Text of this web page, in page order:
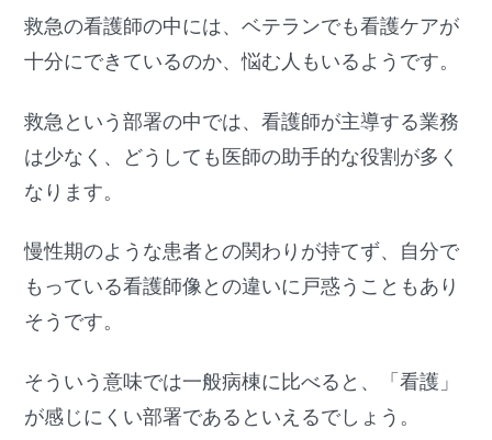
救急の看護師の中には、ベテランでも看護ケアが
十分にできているのか、悩む人もいるようです。
救急という部署の中では、看護師が主導する業務
は少なく、どうしても医師の助手的な役割が多く
なります。
慢性期のような患者との関わりが持てず、自分で
もっている看護師像との違いに戸惑うこともあり
そうです。
そういう意味では一般病棟に比べると、「看護」
が感じにくい部署であるといえるでしょう。